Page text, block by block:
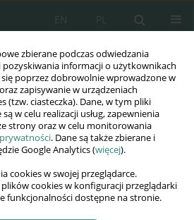
zbierane podczas odwiedzania
pozyskiwania informacji o użytkownikach
poprzez dobrowolnie wprowadzone w
zapisywanie w urządzeniach
(tzw. ciasteczka). Dane, w tym pliki
w celu realizacji usług, zapewnienia
strony oraz w celu monitorowania
. Dane są także zbierane i
Google Analytics (więcej).
cookies w swojej przeglądarce.
cookies w konfiguracji przeglądarki
funkcjonalności dostępne na stronie.
PL
EN